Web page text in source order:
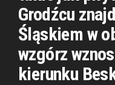
Grodźcu
Śląskiem w
wzgórz
kierunku